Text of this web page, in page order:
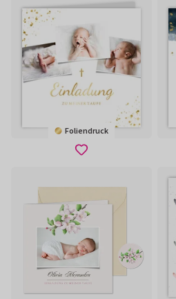
Foliendruck